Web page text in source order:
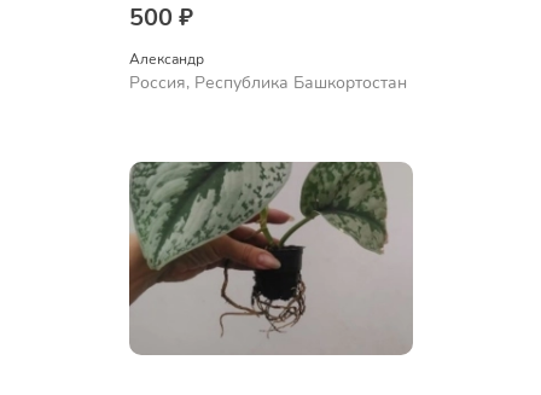
500 ₽
Александр
Россия, Республика Башкортостан